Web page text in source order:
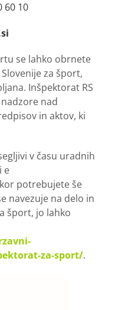
60 10
se lahko obrnete
za šport,
Inšpektorat RS
nad
in aktov, ki
v času uradnih
e
potrebujete še
navezuje na delo in
šport, jo lahko
za-sport/.